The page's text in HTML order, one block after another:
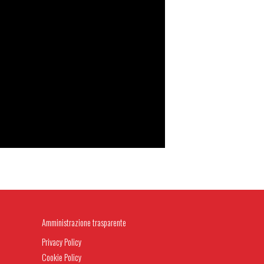
Amministrazione trasparente
Privacy Policy
Cookie Policy